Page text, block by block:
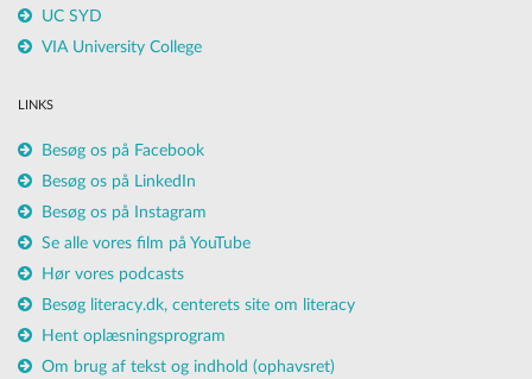
UC SYD
VIA University College
LINKS
Besøg os på Facebook
Besøg os på LinkedIn
Besøg os på Instagram
Se alle vores film på YouTube
Hør vores podcasts
Besøg literacy.dk, centerets site om literacy
Hent oplæsningsprogram
Om brug af tekst og indhold (ophavsret)